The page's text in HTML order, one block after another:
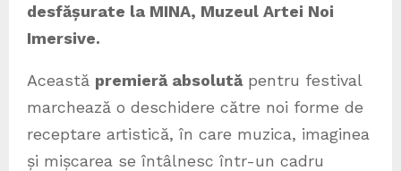
desfășurate la MINA, Muzeul Artei Noi
Imersive.
Această premieră absolutăpentru festival
marchează o deschidere către noi forme de
receptare artistică, în care muzica, imaginea
și mișcarea se întâlnesc într-un cadru